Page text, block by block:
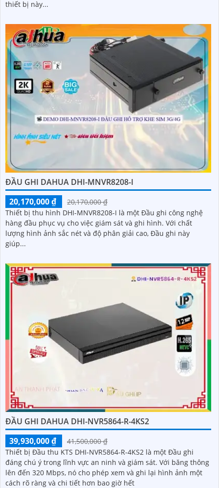
thiết bị này...
ĐẦU GHI DAHUA DHI-MNVR8208-I
20,170,000 ₫
20,170,000 ₫
Thiết bị thu hình DHI-MNVR8208-I là một Đầu ghi công nghệ
hàng đầu phục vụ cho việc giám sát và ghi hình. Với chất
lượng hình ảnh sắc nét và độ phân giải cao, Đầu ghi này
giúp...
ĐẦU GHI DAHUA DHI-NVR5864-R-4KS2
39,930,000 ₫
41,500,000 ₫
Thiết bị Đầu thu KTS DHI-NVR5864-R-4KS2 là một Đầu ghi
đáng chú ý trong lĩnh vực an ninh và giám sát. Với băng thông
lên đến 320 Mbps, nó cho phép xem và ghi lại hình ảnh một
cách rõ ràng và chi tiết hơn bao giờ hết